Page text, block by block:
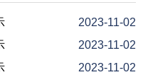
2023-11-02
2023-11-02
2023-11-02